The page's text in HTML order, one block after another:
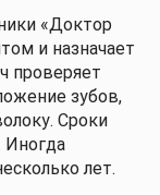
«Доктор
и назначает
проверяет
зубов,
Сроки
Иногда
лет.